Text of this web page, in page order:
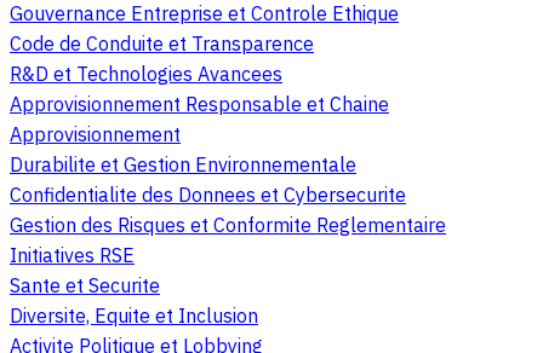
Gouvernance Entreprise et Controle Ethique
Code de Conduite et Transparence
R&D et Technologies Avancees
Approvisionnement Responsable et Chaine
Approvisionnement
Durabilite et Gestion Environnementale
Confidentialite des Donnees et Cybersecurite
Gestion des Risques et Conformite Reglementaire
Initiatives RSE
Sante et Securite
Diversite, Equite et Inclusion
Activite Politique et Lobbying